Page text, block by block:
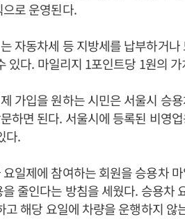
로 운영된다.
자동차세 등 지방세를 납부하거
있다. 마일리지 1포인트당 1원의
가입을 원하는 시민은 서울시 승
하면 된다. 서울시에 등록된 비영
다.
일제에 참여하는 회원을 승용차
줄인다는 방침을 세웠다. 승용차
고 해당 요일에 차량을 운행하지 않